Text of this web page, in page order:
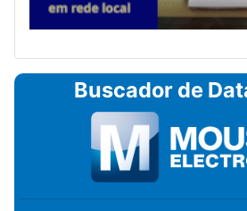
Buscador de